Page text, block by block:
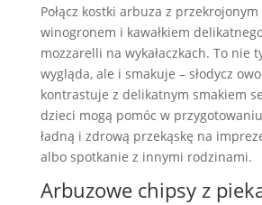
Połącz kostki arbuza z przekrojonym
winogronem i kawałkiem
mozzarelli na wykałaczkach. To nie
wygląda, ale i smakuje – słodycz
kontrastuje z delikatnym smakiem
dzieci mogą pomóc w
ładną i zdrową przekąskę na
albo spotkanie z innymi rodzinami.
Arbuzowe chipsy z